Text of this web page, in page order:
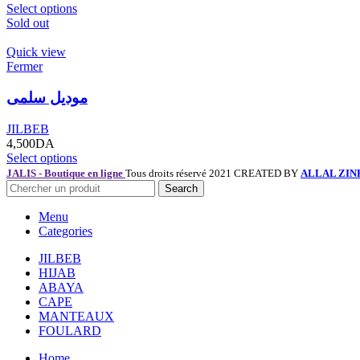
Select options
Sold out
Quick view
Fermer
موديل سلمى
JILBEB
4,500DA
Select options
JALIS - Boutique en ligne Tous droits réservé 2021 CREATED BY ALLAL
Search
Menu
Categories
JILBEB
HIJAB
ABAYA
CAPE
MANTEAUX
FOULARD